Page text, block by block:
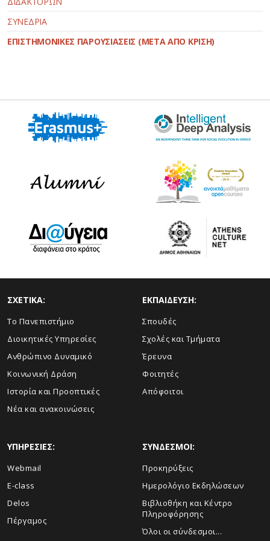
ΣΥΝΕΔΡΙΑ
ΕΠΙΣΤΗΜΟΝΙΚΕΣ ΠΑΡΟΥΣΙΑΣΕΙΣ (ΜΕΤΑ ΑΠΟ ΚΡΙΣΗ)
ΣΧΕΤΙΚΑ:
Το Πανεπιστήμιο
Διοικητικές Υπηρεσίες
Ανθρώπινο Δυναμικό
Κοινωνική Δράση
Ιστορία και Προοπτικές
Νέα και ανακοινώσεις
ΕΚΠΑΙΔΕΥΣΗ:
Σπουδές
Σχολές και Τμήματα
Έρευνα
Φοιτητές
Απόφοιτοι
ΥΠΗΡΕΣΙΕΣ:
Webmail
E-class
Delos
Πέργαμος
ΣΥΝΔΕΣΜΟΙ:
Προκηρύξεις
Ημερολόγιο Εκδηλώσεων
Βιβλιοθήκη και Κέντρο
Πληροφόρησης
Όλοι οι σύνδεσμοι...